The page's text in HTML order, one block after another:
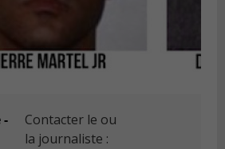
-
Contacter le ou
la journaliste :